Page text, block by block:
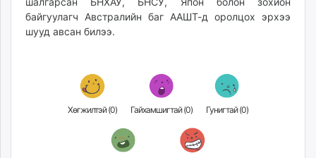
байгуулагч Австралийн баг ААШТ-д оролцох эрхээ
шууд авсан билээ.
Хөгжилтэй (0) Гайхамшигтай (0) Гунигтай (0)